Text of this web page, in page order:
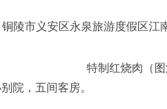
铜陵市义安区永泉旅游度假区江
特制红烧肉（
院，五间客房。